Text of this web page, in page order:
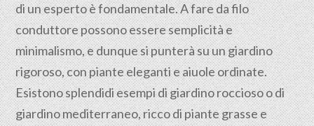
di un esperto è fondamentale. A fare da filo
conduttore possono essere semplicità e
minimalismo, e dunque si punterà su un giardino
rigoroso, con piante eleganti e aiuole ordinate.
Esistono splendidi esempi di giardino roccioso o di
giardino mediterraneo, ricco di piante grasse e